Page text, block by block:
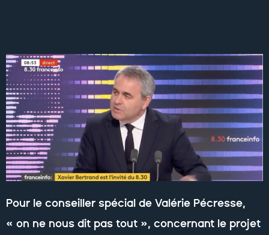
Pour le conseiller spécial de Valérie Pécresse,
« on ne nous dit pas tout », concernant le projet